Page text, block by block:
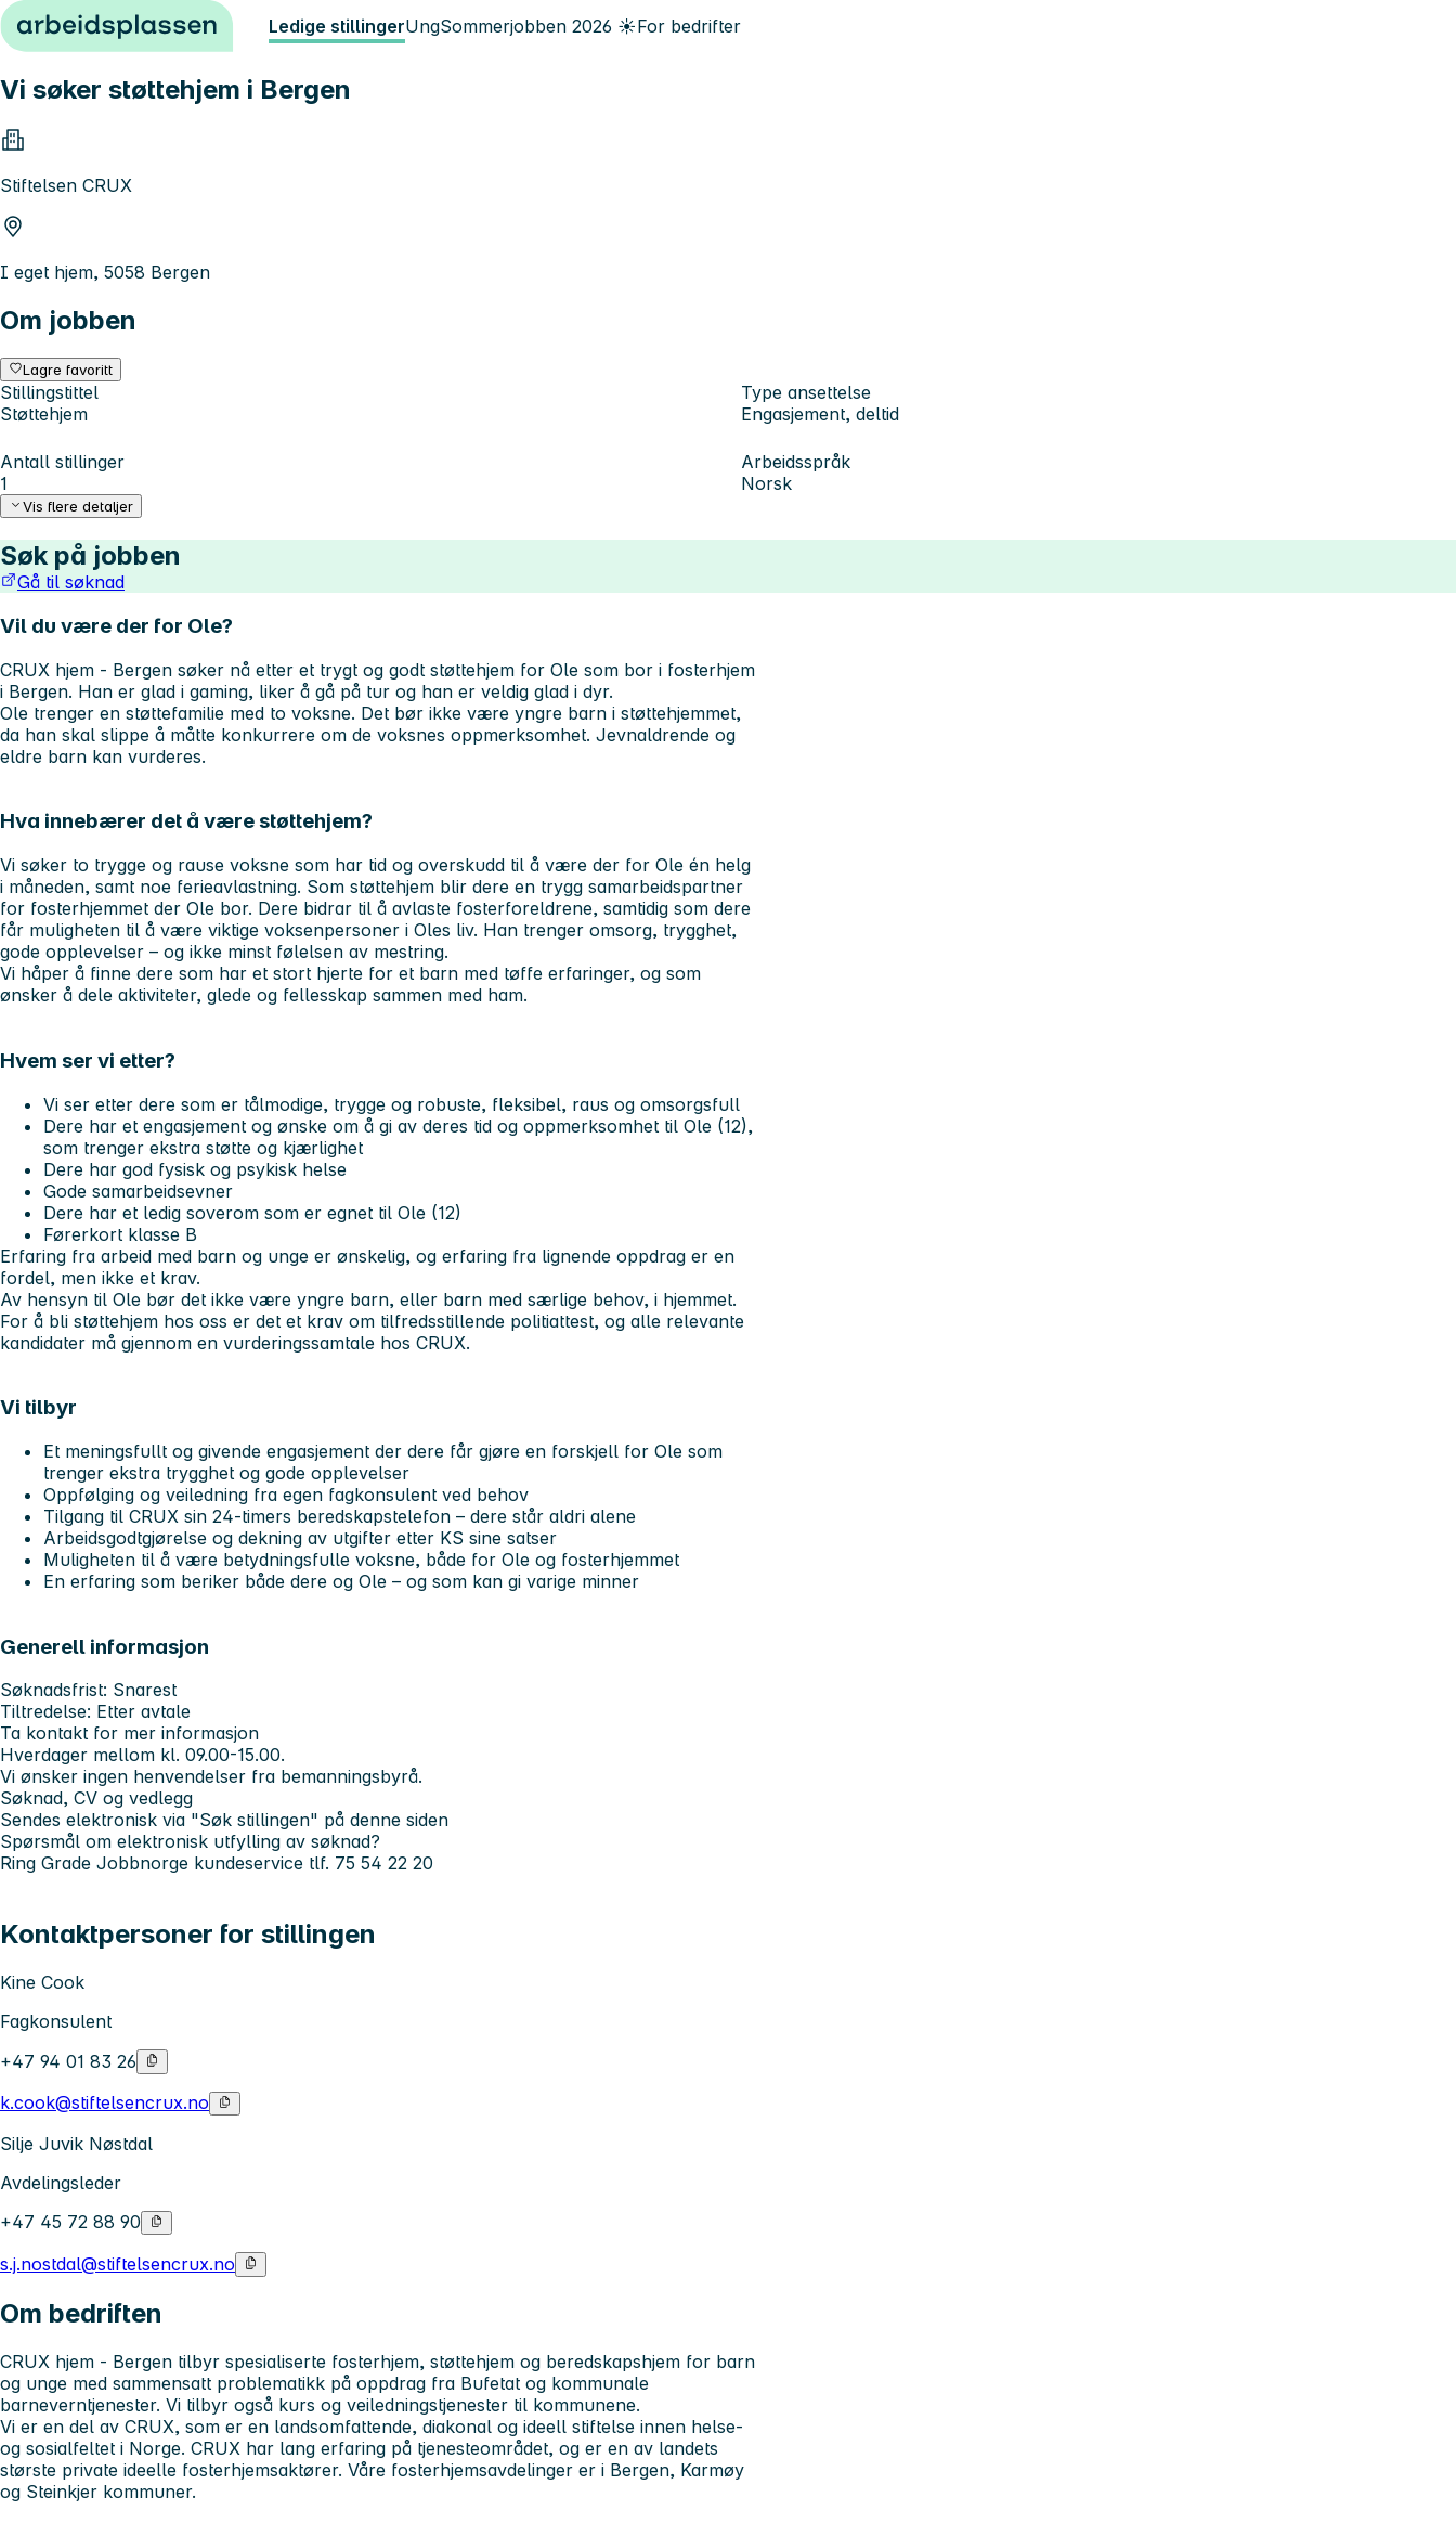
Hopp til innhold Ledige stillingerUngSommerjobben 2026 ☀️For bedrifter
Vi søker støttehjem i Bergen
Stiftelsen CRUX
I eget hjem, 5058 Bergen
Om jobben
Lagre favoritt
Stillingstittel
Støttehjem
Type ansettelse
Engasjement, deltid
Antall stillinger
1
Arbeidsspråk
Norsk
Vis flere detaljer
Søk på jobben
Gå til søknad
Vil du være der for Ole?
CRUX hjem - Bergen søker nå etter et trygt og godt støttehjem for Ole som bor i fosterhjem
i Bergen. Han er glad i gaming, liker å gå på tur og han er veldig glad i dyr.
Ole trenger en støttefamilie med to voksne. Det bør ikke være yngre barn i støttehjemmet,
da han skal slippe å måtte konkurrere om de voksnes oppmerksomhet. Jevnaldrende og
eldre barn kan vurderes.
Hva innebærer det å være støttehjem?
Vi søker to trygge og rause voksne som har tid og overskudd til å være der for Ole én helg
i måneden, samt noe ferieavlastning. Som støttehjem blir dere en trygg samarbeidspartner
for fosterhjemmet der Ole bor. Dere bidrar til å avlaste fosterforeldrene, samtidig som dere
får muligheten til å være viktige voksenpersoner i Oles liv. Han trenger omsorg, trygghet,
gode opplevelser – og ikke minst følelsen av mestring.
Vi håper å finne dere som har et stort hjerte for et barn med tøffe erfaringer, og som
ønsker å dele aktiviteter, glede og fellesskap sammen med ham.
Hvem ser vi etter?
Vi ser etter dere som er tålmodige, trygge og robuste, fleksibel, raus og omsorgsfull
Dere har et engasjement og ønske om å gi av deres tid og oppmerksomhet til Ole (12),
som trenger ekstra støtte og kjærlighet
Dere har god fysisk og psykisk helse
Gode samarbeidsevner
Dere har et ledig soverom som er egnet til Ole (12)
Førerkort klasse B
Erfaring fra arbeid med barn og unge er ønskelig, og erfaring fra lignende oppdrag er en
fordel, men ikke et krav.
Av hensyn til Ole bør det ikke være yngre barn, eller barn med særlige behov, i hjemmet.
For å bli støttehjem hos oss er det et krav om tilfredsstillende politiattest, og alle relevante
kandidater må gjennom en vurderingssamtale hos CRUX.
Vi tilbyr
Et meningsfullt og givende engasjement der dere får gjøre en forskjell for Ole som
trenger ekstra trygghet og gode opplevelser
Oppfølging og veiledning fra egen fagkonsulent ved behov
Tilgang til CRUX sin 24-timers beredskapstelefon – dere står aldri alene
Arbeidsgodtgjørelse og dekning av utgifter etter KS sine satser
Muligheten til å være betydningsfulle voksne, både for Ole og fosterhjemmet
En erfaring som beriker både dere og Ole – og som kan gi varige minner
Generell informasjon
Søknadsfrist: Snarest
Tiltredelse: Etter avtale
Ta kontakt for mer informasjon
Hverdager mellom kl. 09.00-15.00.
Vi ønsker ingen henvendelser fra bemanningsbyrå.
Søknad, CV og vedlegg
Sendes elektronisk via "Søk stillingen" på denne siden
Spørsmål om elektronisk utfylling av søknad?
Ring Grade Jobbnorge kundeservice tlf. 75 54 22 20
Kontaktpersoner for stillingen
Kine Cook
Fagkonsulent
+47 94 01 83 26
k.cook@stiftelsencrux.no
Silje Juvik Nøstdal
Avdelingsleder
+47 45 72 88 90
s.j.nostdal@stiftelsencrux.no
Om bedriften
CRUX hjem - Bergen tilbyr spesialiserte fosterhjem, støttehjem og beredskapshjem for barn
og unge med sammensatt problematikk på oppdrag fra Bufetat og kommunale
barneverntjenester. Vi tilbyr også kurs og veiledningstjenester til kommunene.
Vi er en del av CRUX, som er en landsomfattende, diakonal og ideell stiftelse innen helse-
og sosialfeltet i Norge. CRUX har lang erfaring på tjenesteområdet, og er en av landets
største private ideelle fosterhjemsaktører. Våre fosterhjemsavdelinger er i Bergen, Karmøy
og Steinkjer kommuner.